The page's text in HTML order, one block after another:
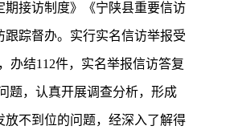
接访制度》《宁陕县重要信访
踪督办。实行实名信访举报受
办结112件，实名举报信访答复
题，认真开展调查分析，形成
放不到位的问题，经深入了解得